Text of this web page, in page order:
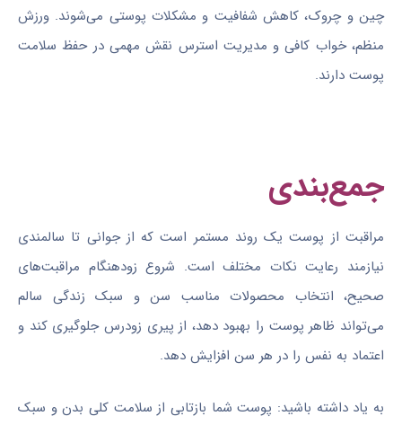
چین و چروک، کاهش شفافیت و مشکلات پوستی می‌شوند. ورزش
منظم، خواب کافی و مدیریت استرس نقش مهمی در حفظ سلامت
پوست دارند.
جمع‌بندی
مراقبت از پوست یک روند مستمر است که از جوانی تا سالمندی
نیازمند رعایت نکات مختلف است. شروع زودهنگام مراقبت‌های
صحیح، انتخاب محصولات مناسب سن و سبک زندگی سالم
می‌تواند ظاهر پوست را بهبود دهد، از پیری زودرس جلوگیری کند و
اعتماد به نفس را در هر سن افزایش دهد.
به یاد داشته باشید: پوست شما بازتابی از سلامت کلی بدن و سبک